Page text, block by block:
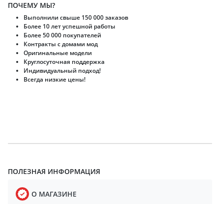
ПОЧЕМУ МЫ?
Выполнили свыше 150 000 заказов
Более 10 лет успешной работы
Более 50 000 покупателей
Контракты с домами мод
Оригинальные модели
Круглосуточная поддержка
Индивидуальный подход!
Всегда низкие цены!
ПОЛЕЗНАЯ ИНФОРМАЦИЯ
О МАГАЗИНЕ